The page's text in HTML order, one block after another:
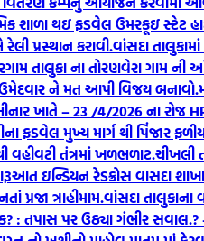
શાળા થઇ ફડવેલ ઉમરકૂઇ
પ્રસ્થાન કરાવી.વાંસદા
તાલુકા ના તોરણવેરા ગામ
ઉમેદવાર ને મત આપી વિજય બનાવો.
ખાતે – 23 /4/2026 ના રોજ
ફડવેલ મુખ્ય માર્ગ થી પિંજાર
વહીવટી તંત્રમાં ખળભળાટ.ચીખલી
ઇન્ડિયન રેડક્રોસ વાસદા શાખા
ત્રાહીમામ.વાંસદા
: તપાસ પર ઉઠ્યા ગંભીર